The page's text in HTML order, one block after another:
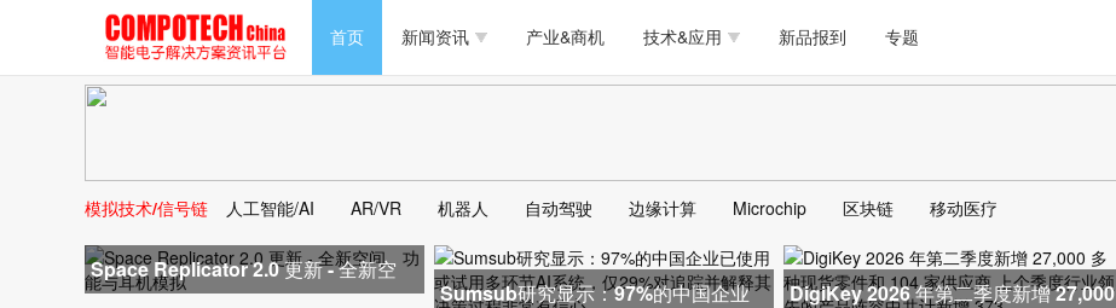
首页 新闻资讯
新能源 人工智能 安防监控
马达电机技术 物联网 模拟技术/信号链
产业&商机 技术&应用
安全 可穿戴
DLP AI/人工智能 传感器技术
新品报到 专题
PC/周边 软件/工具 医疗电子
马达电机技术 物联网 模拟技术/信号链
大数据/云 边缘计算 存储
存储 无线连接 LED
DLP AI/人工智能 传感器技术
AR/VR/图像/3D 电源技术/信号链 接口
模拟技术/信号链 人工智能/AI AR/VR 机器人 自动驾驶 边缘计算 Microchip 区块链 移动医疗
Space Replicator 2.0 更新 - 全新空
Sumsub研究显示：97%的中国企业
DigiKey 2026 年第二季度新增 27,000